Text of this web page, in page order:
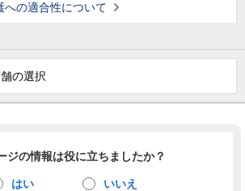
への適合性について
の選択
ジの情報は役に立ちましたか？
はい いいえ